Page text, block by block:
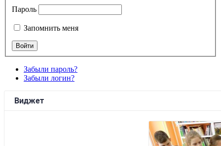
Пароль
Запомнить меня
Забыли пароль?
Забыли логин?